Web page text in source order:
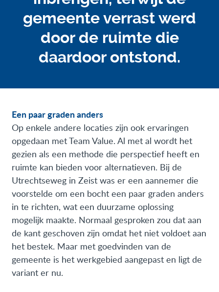
gemeente verrast werd
door de ruimte die
daardoor ontstond.
Een paar graden anders
Op enkele andere locaties zijn ook ervaringen
opgedaan met Team Value. Al met al wordt het
gezien als een methode die perspectief heeft en
ruimte kan bieden voor alternatieven. Bij de
Utrechtseweg in Zeist was er een aannemer die
voorstelde om een bocht een paar graden anders
in te richten, wat een duurzame oplossing
mogelijk maakte. Normaal gesproken zou dat aan
de kant geschoven zijn omdat het niet voldoet aan
het bestek. Maar met goedvinden van de
gemeente is het werkgebied aangepast en ligt de
variant er nu.